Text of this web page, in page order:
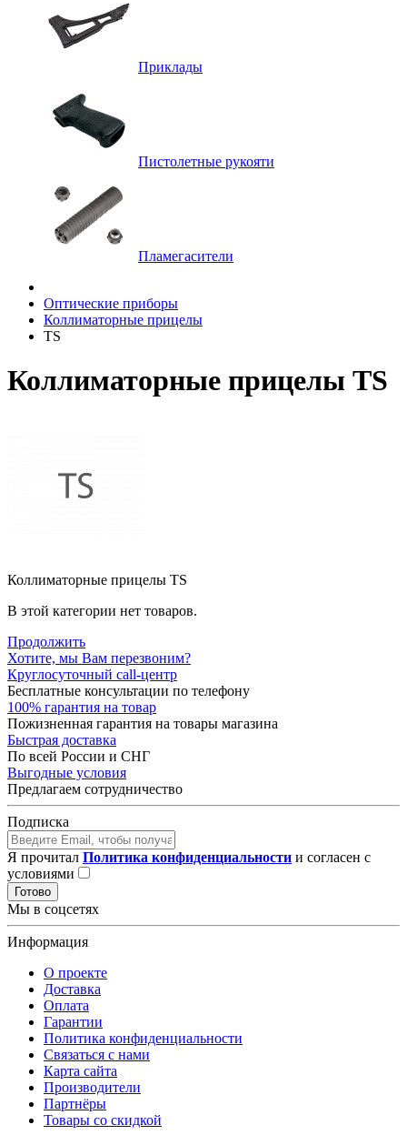
Приклады
Пистолетные рукояти
Пламегасители
Оптические приборы
Коллиматорные прицелы
TS
Коллиматорные прицелы TS
Коллиматорные прицелы TS
В этой категории нет товаров.
Продолжить
Хотите, мы Вам перезвоним?
Круглосуточный call-центр
Бесплатные консультации по телефону
100% гарантия на товар
Пожизненная гарантия на товары магазина
Быстрая доставка
По всей России и СНГ
Выгодные условия
Предлагаем сотрудничество
Подписка
Я прочитал Политика конфиденциальности и согласен с
условиями
Готово
Мы в соцсетях
Информация
О проекте
Доставка
Оплата
Гарантии
Политика конфиденциальности
Связаться с нами
Карта сайта
Производители
Партнёры
Товары со скидкой